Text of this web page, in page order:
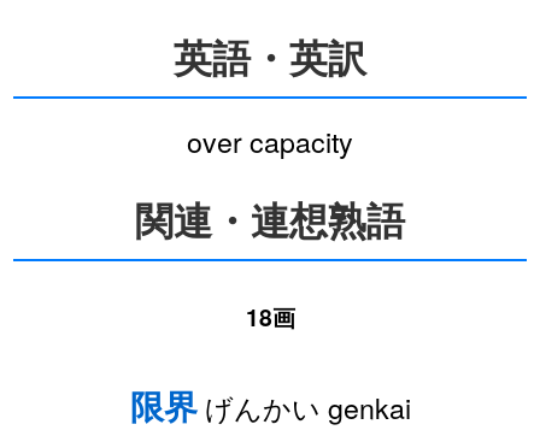
英語・英訳
over capacity
関連・連想熟語
18画
限界げんかい genkai